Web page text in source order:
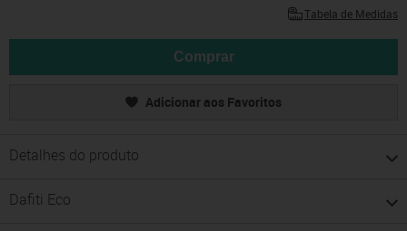
Tabela de Medidas
Comprar
Adicionar aos Favoritos
Detalhes do produto
Dafiti Eco